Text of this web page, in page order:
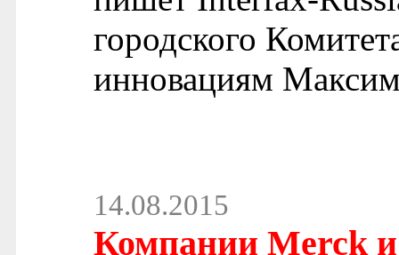
городского
инновациям
14.08.2015
Компании Merck